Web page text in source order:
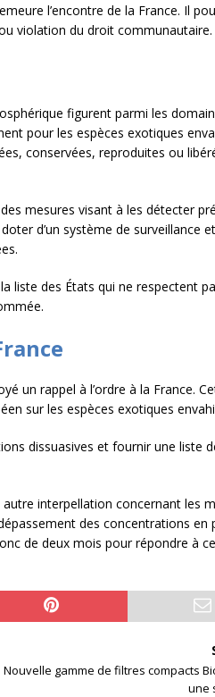
l’encontre de la France. Il
violation du droit communautaire.
figurent parmi les
pour les espèces exotiques
conservées, reproduites ou
mesures visant à les détecter
d’un système de surveillance
liste des États qui ne respectent
un rappel à l’ordre à la France.
sur les espèces exotiques
dissuasives et fournir une liste
interpellation concernant les
des concentrations en
de deux mois pour répondre à
Nouvelle gamme de filtres compacts
une